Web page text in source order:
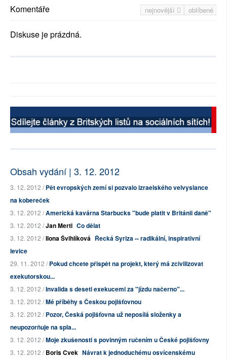
nejnovější oblíbené
Komentáře
Diskuse je prázdná.
Obsah vydání | 3. 12. 2012
3. 12. 2012 /Pět evropských zemí si pozvalo izraelského velvyslance
na kobereček
3. 12. 2012 /Americká kavárna Starbucks "bude platit v Británii daně"
3. 12. 2012 /Jan Mertl Co dělat
3. 12. 2012 /Ilona Švihlíková Řecká Syriza -- radikální, inspirativní
levice
29. 11. 2012 /Pokud chcete přispět na projekt, který má zcivilizovat
exekutorskou...
3. 12. 2012 /Invalida s deseti exekucemi za "jízdu načerno"...
3. 12. 2012 /Mé příběhy s Českou pojišťovnou
3. 12. 2012 /Pozor, Česká pojišťovna už neposílá složenky a
neupozorňuje na spla...
3. 12. 2012 /Moje zkušenosti s povinným ručením u České pojišťovny
3. 12. 2012 /Boris Cvek Návrat k jednoduchému osvícenskému